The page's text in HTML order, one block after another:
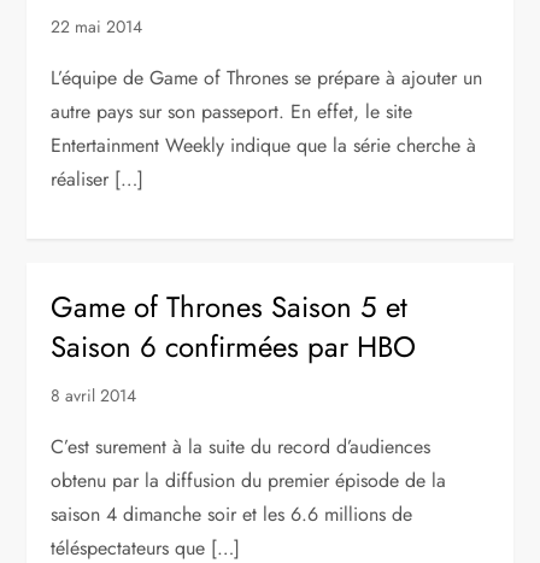
22 mai 2014
L’équipe de Game of Thrones se prépare à ajouter un
autre pays sur son passeport. En effet, le site
Entertainment Weekly indique que la série cherche à
réaliser […]
Game of Thrones Saison 5 et
Saison 6 confirmées par HBO
8 avril 2014
C’est surement à la suite du record d’audiences
obtenu par la diffusion du premier épisode de la
saison 4 dimanche soir et les 6.6 millions de
téléspectateurs que […]